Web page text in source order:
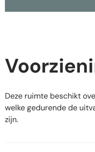
Deze ruimte beschikt
welke gedurende de
zijn.